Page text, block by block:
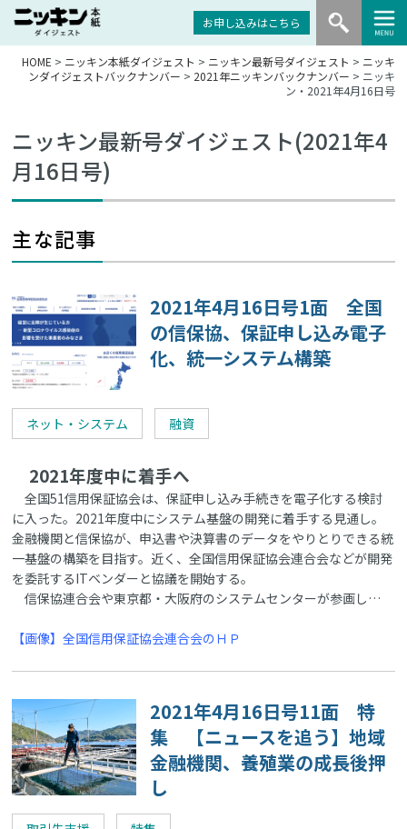
お申し込みはこちら
HOME > ニッキン本紙ダイジェスト > ニッキン最新号ダイジェスト > ニッキ
ンダイジェストバックナンバー > 2021年ニッキンバックナンバー > ニッキ
ン・2021年4月16日号
ニッキン最新号ダイジェスト(2021年4
月16日号)
主な記事
2021年4月16日号1面 全国
の信保協、保証申し込み電子
化、統一システム構築
ネット・システム 融資
2021年度中に着手へ
全国51信用保証協会は、保証申し込み手続きを電子化する検討
に入った。2021年度中にシステム基盤の開発に着手する見通し。
金融機関と信保協が、申込書や決算書のデータをやりとりできる統
一基盤の構築を目指す。近く、全国信用保証協会連合会などが開発
を委託するITベンダーと協議を開始する。
信保協連合会や東京都・大阪府のシステムセンターが参画し…
【画像】全国信用保証協会連合会のＨＰ
2021年4月16日号11面 特
集 【ニュースを追う】地域
金融機関、養殖業の成長後押
し